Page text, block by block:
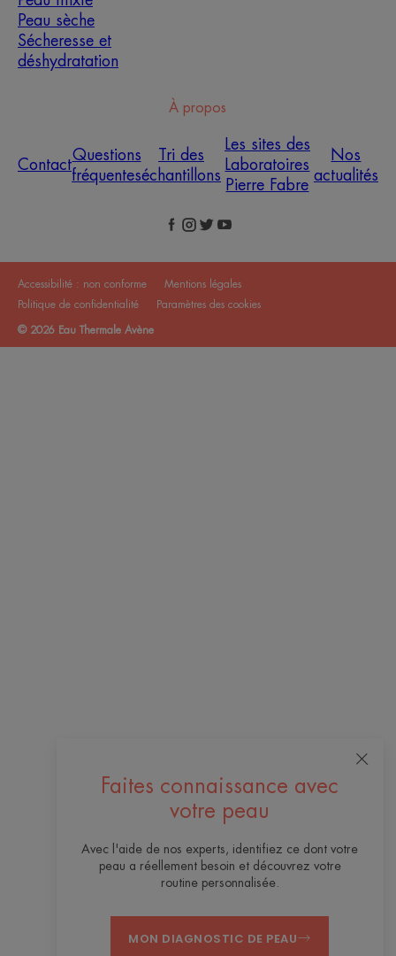
Faites connaissance avec
votre peau
Avec l'aide de nos experts, identifiez ce dont votre
peau a réellement besoin et découvrez votre
routine personnalisée.
MON DIAGNOSTIC DE PEAU
Peau sèche
Sécheresse et
déshydratation
À propos
Contact
Questions
fréquentes
Tri des
échantillons
Les sites des
Laboratoires
Pierre Fabre
Nos
actualités
Accessibilité : non conforme
Mentions légales
Politique de confidentialité
Paramètres des cookies
© 2026 Eau Thermale Avène